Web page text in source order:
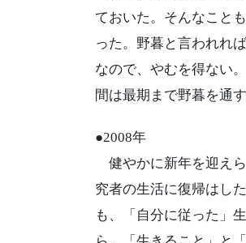
ておいた。そんなこと
った。野暮と言われれ
なので、やむを得ない
間は最期まで野暮を通
●2008年
健やかに新年を迎え
究者の生活に復帰はし
も、「自分に従った」